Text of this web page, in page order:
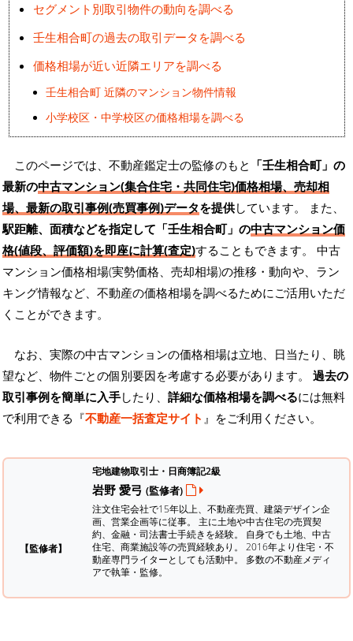
セグメント別取引物件の動向を調べる
壬生相合町の過去の取引データを調べる
価格相場が近い近隣エリアを調べる
壬生相合町 近隣のマンション物件情報
小学校区・中学校区の価格相場を調べる
このページでは、不動産鑑定士の監修のもと 「壬生相合町」の
最新の中古マンション(集合住宅・共同住宅)価格相場、売却相
場、最新の取引事例(売買事例)データを提供しています。 また、
駅距離、面積などを指定して「壬生相合町」の中古マンション価
格(値段、評価額)を即座に計算(査定)することもできます。 中古
マンション価格相場(実勢価格、売却相場)の推移・動向や、ラン
キング情報など、不動産の価格相場を調べるためにご活用いただ
くことができます。
なお、実際の中古マンションの価格相場は立地、日当たり、眺
望など、物件ごとの個別要因を考慮する必要があります。 過去の
取引事例を簡単に入手したり、 詳細な価格相場を調べるには無料
で利用できる『不動産一括査定サイト 』をご利用ください。
【監修者】
宅地建物取引士・日商簿記2級
岩野 愛弓 (監修者)
注文住宅会社で15年以上、不動産売買、建築デザイン企
画、営業企画等に従事。 主に土地や中古住宅の売買契
約、金融・司法書士手続きを経験。 自身でも土地、中古
住宅、商業施設等の売買経験あり。 2016年より住宅・不
動産専門ライターとしても活動中。 多数の不動産メディ
アで執筆・監修。